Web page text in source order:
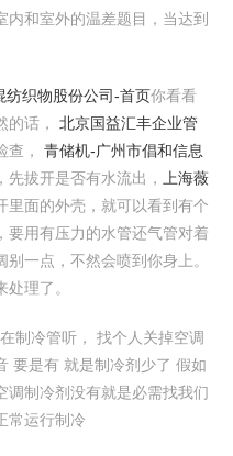
和室外的温差题目，当达到
纺织物股份公司-首页你看看
的话， 北京国益汇丰企业管
查， 青储机-广州市倡和信息
拔开是否有水流出，
上海薇
里面的外壳，就可以看到有个
要用有压力的水管还气管对着
一点，不然会喷到你身上。
理了。
制冷管听， 找个人关掉空调
要是有 就是制冷剂少了 假如
调制冷剂没有就是必需找我们
常运行制冷